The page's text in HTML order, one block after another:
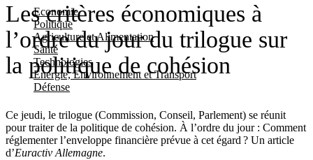
Economie
Politique
Agriculture et Alimentation
Santé
Technologies
Energie, Environnement et Transport
Défense
Les critères économiques à
l’ordre du jour du trilogue sur
la politique de cohésion
Ce jeudi, le trilogue (Commission, Conseil, Parlement) se réunit
pour traiter de la politique de cohésion. À l’ordre du jour : Comment
réglementer l’enveloppe financière prévue à cet égard ? Un article
d’Euractiv Allemagne.